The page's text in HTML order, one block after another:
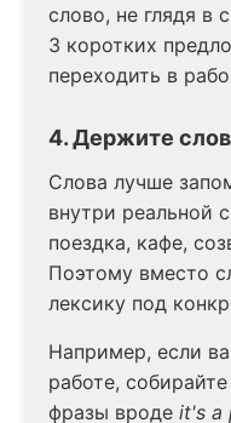
слово, не глядя в
3 коротких
переходить в
4. Держите
Слова лучше
внутри реальной
поездка, кафе,
Поэтому вместо
лексику под
Например, если
работе,
фразы вроде it's a